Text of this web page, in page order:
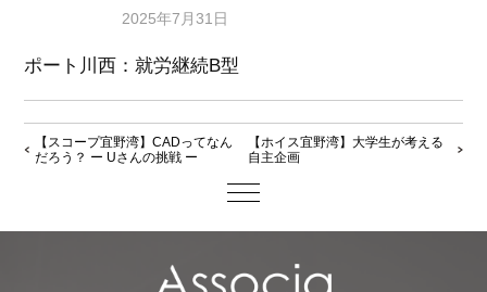
2025年7月31日
ポート川西：就労継続B型
【スコープ宜野湾】CADってなん
だろう？ ー Uさんの挑戦 ー
【ホイス宜野湾】大学生が考える
自主企画